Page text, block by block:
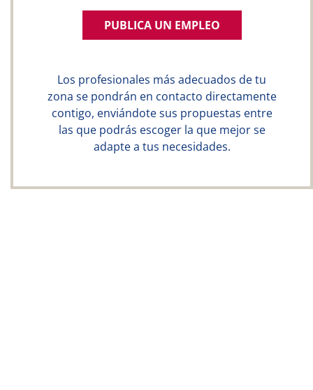
PUBLICA UN EMPLEO
Los profesionales más adecuados de tu
zona se pondrán en contacto directamente
contigo, enviándote sus propuestas entre
las que podrás escoger la que mejor se
adapte a tus necesidades.